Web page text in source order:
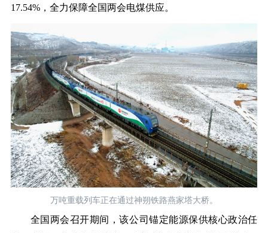
17.54%，全力保障全国两会电煤供应。
万吨重载列车正在通过神朔铁路燕家塔大桥。
全国两会召开期间，该公司锚定能源保供核心政治任